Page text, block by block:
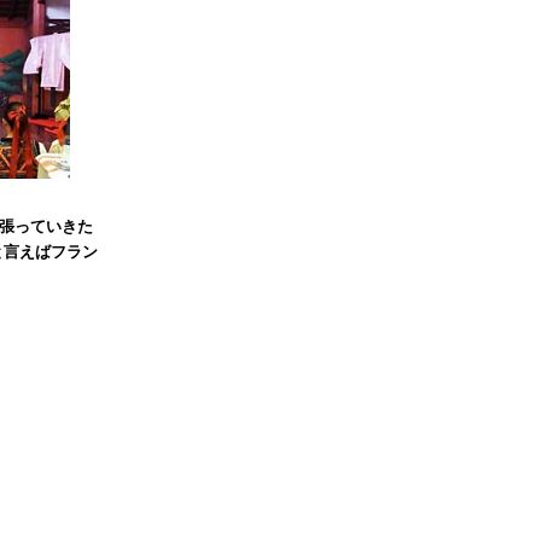
っていきた
えばフラン